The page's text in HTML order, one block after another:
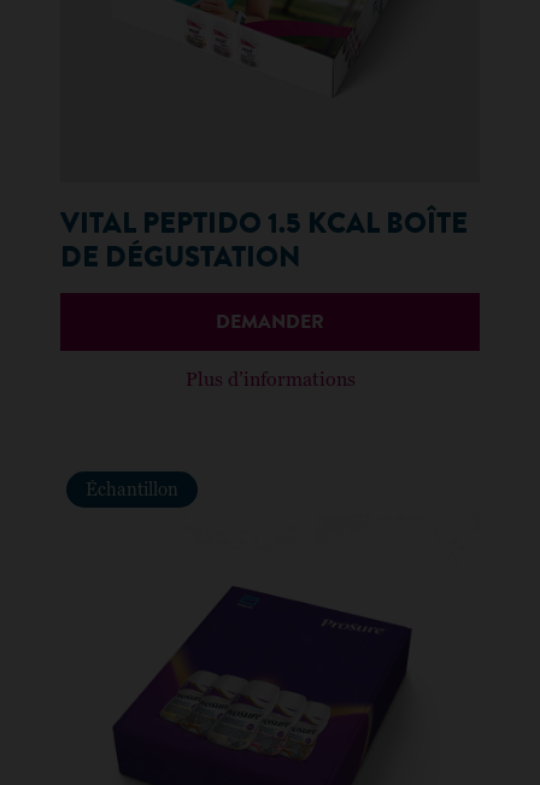
VITAL PEPTIDO 1.5 KCAL BOÎTE
DE DÉGUSTATION
DEMANDER
Plus d’informations
Échantillon